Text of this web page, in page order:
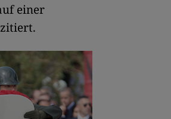
einer